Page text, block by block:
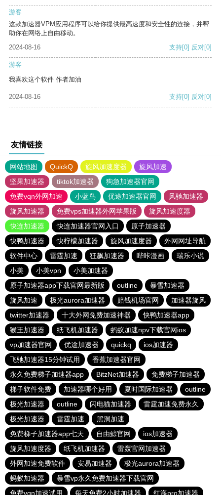
游客
这款加速器VPM应用程序可以给你提供最高速度和安全性的连接，并帮
助你在网络上自由移动。
2024-08-16
支持[0] 反对[0]
游客
我喜欢这个软件 作者加油
2024-08-16 支持[0] 反对[0]
友情链接
网站地图 QuickQ 旋风加速度器
旋风加速
坚果加速器
tiktok加速器
狗急加速器官网
免费vqn外网加速
小蓝鸟 优途加速器官网
风驰加速器
旋风加速器
免费vps加速器外网苹果版
旋风加速度器
快连加速器
快连加速器官网入口
原子加速器
快鸭加速器
快柠檬加速器 旋风加速度器
外网网址导航
软件中心
雷霆加速 狂飙加速器 哔咔漫画
瑞乐小说
小美
小美vpn
小美加速器
原子加速器app下载官网最新版
outline
暴雪加速器
旋风加速
极光aurora加速器 赔钱机场官网
加速器旋风
twitter加速器
十大外网免费加速神器
快鸭加速器app
猴王加速器
纸飞机加速器
蚂蚁加速npv下载官网ios
vp加速器官网
优途加速器 quickq
ios加速器
飞驰加速器15分钟试用
香蕉加速器官网
永久免费梯子加速器app
BitzNet加速器
免费梯子加速器
梯子软件免费
加速器哪个好用 夏时国际加速器
outline
极光加速器
outline 闪电猫加速器
雷霆加速免费永久
极光加速器
雷霆加速
黑洞加速
免费梯子加速器app七天
自由鲸官网
ios加速器
旋风加速度器
纸飞机加速器
雷轰官网加速器
外网加速免费软件
安易加速器
极光aurora加速器
蚂蚁加速器
暴雪vp永久免费加速器下载官网
免费vqn加速试用
每天免费2小时加速器 红海pro加速器